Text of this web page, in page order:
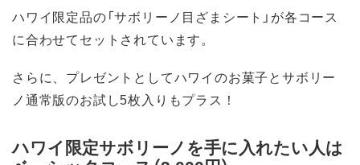
ハワイ限定品の「サボリーノ目ざまシート」が各コース
に合わせてセットされています。
さらに、プレゼントとしてハワイのお菓子とサボリー
ノ通常版のお試し5枚入りもプラス！
ハワイ限定サボリーノを手に入れたい人は